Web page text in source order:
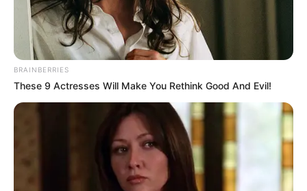
KATEGORIA 1
Nikaj merr Kastriotin: Më bindi
projekti!
BRAINBERRIES
These 9 Actresses Will Make You Rethink Good And Evil!